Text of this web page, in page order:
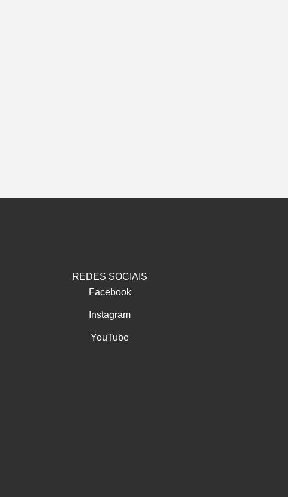
REDES SOCIAIS
Facebook
Instagram
YouTube